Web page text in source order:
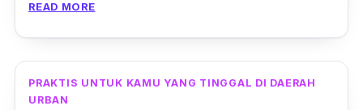
kedinginan.
sirkulasi udara yang lebih baik ketika cuaca
sedang panas-panasnya. Berkendara saat
READ MORE
PRAKTIS UNTUK KAMU YANG TINGGAL DI DAERAH
URBAN